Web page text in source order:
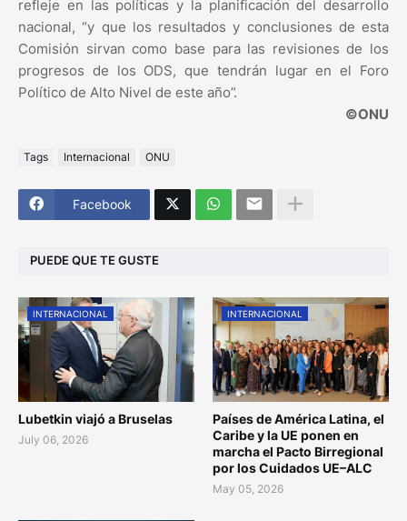
refleje en las políticas y la planificación del desarrollo
nacional, “y que los resultados y conclusiones de esta
Comisión sirvan como base para las revisiones de los
progresos de los ODS, que tendrán lugar en el Foro
Político de Alto Nivel de este año”.
©ONU
Tags Internacional ONU
Facebook
PUEDE QUE TE GUSTE
INTERNACIONAL
Lubetkin viajó a Bruselas
July 06, 2026
INTERNACIONAL
Países de América Latina, el
Caribe y la UE ponen en
marcha el Pacto Birregional
por los Cuidados UE–ALC
May 05, 2026